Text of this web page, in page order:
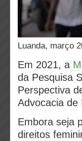
Luanda, março
Em 2021, a
da Pesquisa
Perspectiva
Advocacia de
Embora seja
direitos